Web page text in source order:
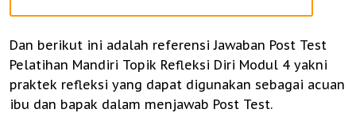
Dan berikut ini adalah referensi Jawaban Post Test
Pelatihan Mandiri Topik Refleksi Diri Modul 4 yakni
praktek refleksi yang dapat digunakan sebagai acuan
ibu dan bapak dalam menjawab Post Test.